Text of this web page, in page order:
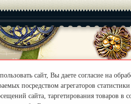
сайт, Вы даете согласие на
посредством агрегаторов
сайта, таргетирования товаров в